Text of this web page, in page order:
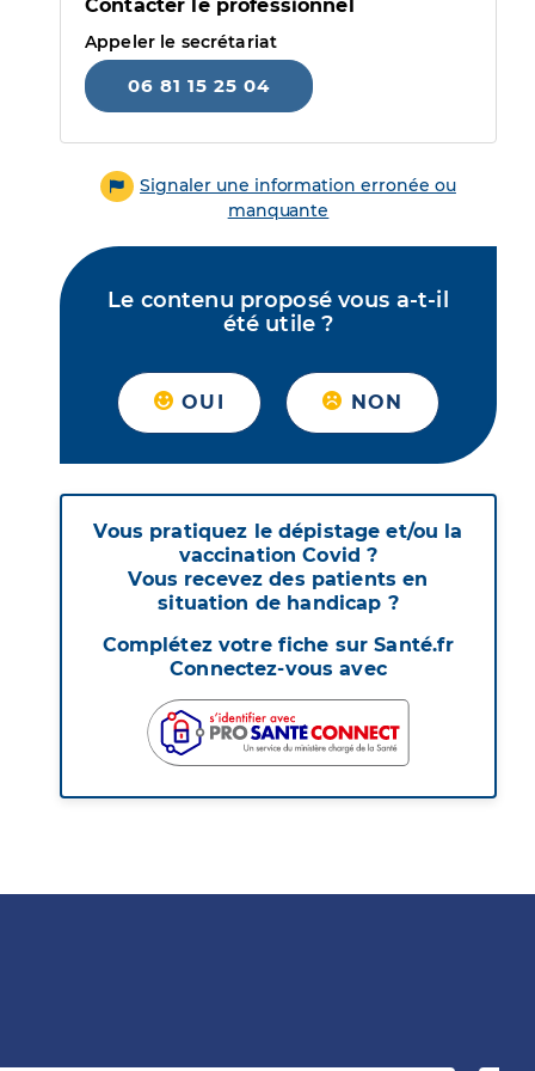
Contacter le professionnel
Appeler le secrétariat
06 81 15 25 04
Signaler une information erronée ou
manquante
Le contenu proposé vous a-t-il
été utile ?
OUI NON
Vous pratiquez le dépistage et/ou la
vaccination Covid ?
Vous recevez des patients en
situation de handicap ?
Complétez votre fiche sur Santé.fr
Connectez-vous avec